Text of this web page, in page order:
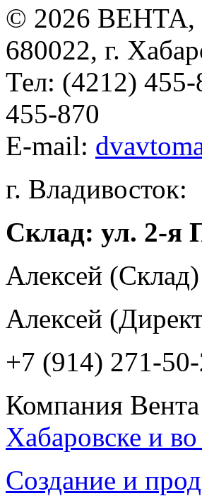
© 2026 ВЕНТА,
680022, г.
Тел: (4212)
455-870
E-mail:
г. Владивосток:
Склад: ул. 2-я
Алексей
Алексей
+7 (914) 271-
Компания
Хабаровске и
Создание и